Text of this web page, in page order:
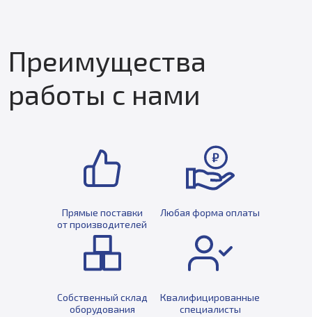
Преимущества
работы с нами
Прямые поставки
от производителей
Любая форма оплаты
Собственный склад
оборудования
Квалифицированные
специалисты